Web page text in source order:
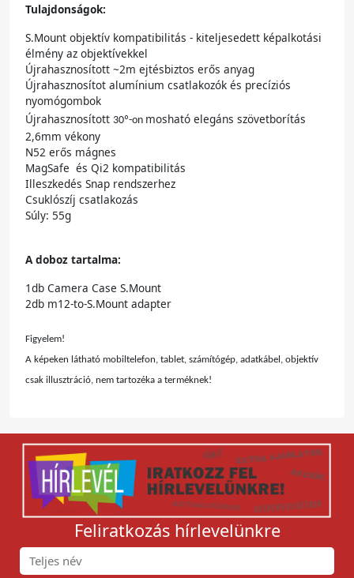
Tulajdonságok:
S.Mount objektív kompatibilitás - kiteljesedett képalkotási
élmény az objektívekkel
Újrahasznosított ~2m ejtésbiztos erős anyag
Újrahasznosítot alumínium csatlakozók és precíziós
nyomógombok
Újrahasznosított 30º-on mosható elegáns szövetborítás
2,6mm vékony
N52 erős mágnes
MagSafe és Qi2 kompatibilitás
Illeszkedés Snap rendszerhez
Csuklószíj csatlakozás
Súly: 55g
A doboz tartalma:
1db Camera Case S.Mount
2db m12-to-S.Mount adapter
Figyelem!
A képeken látható mobiltelefon, tablet, számítógép, adatkábel, objektív
csak illusztráció, nem tartozéka a terméknek!
Feliratkozás hírlevelünkre